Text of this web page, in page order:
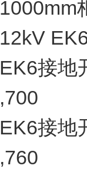
1000mm
12kV
EK6接地
,700
EK6接地
,760